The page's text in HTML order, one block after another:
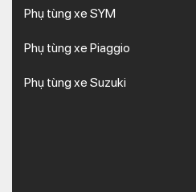
Phụ tùng xe SYM
Phụ tùng xe Piaggio
Phụ tùng xe Suzuki